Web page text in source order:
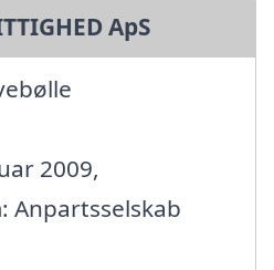
ApS
2009,
Anpartsselskab